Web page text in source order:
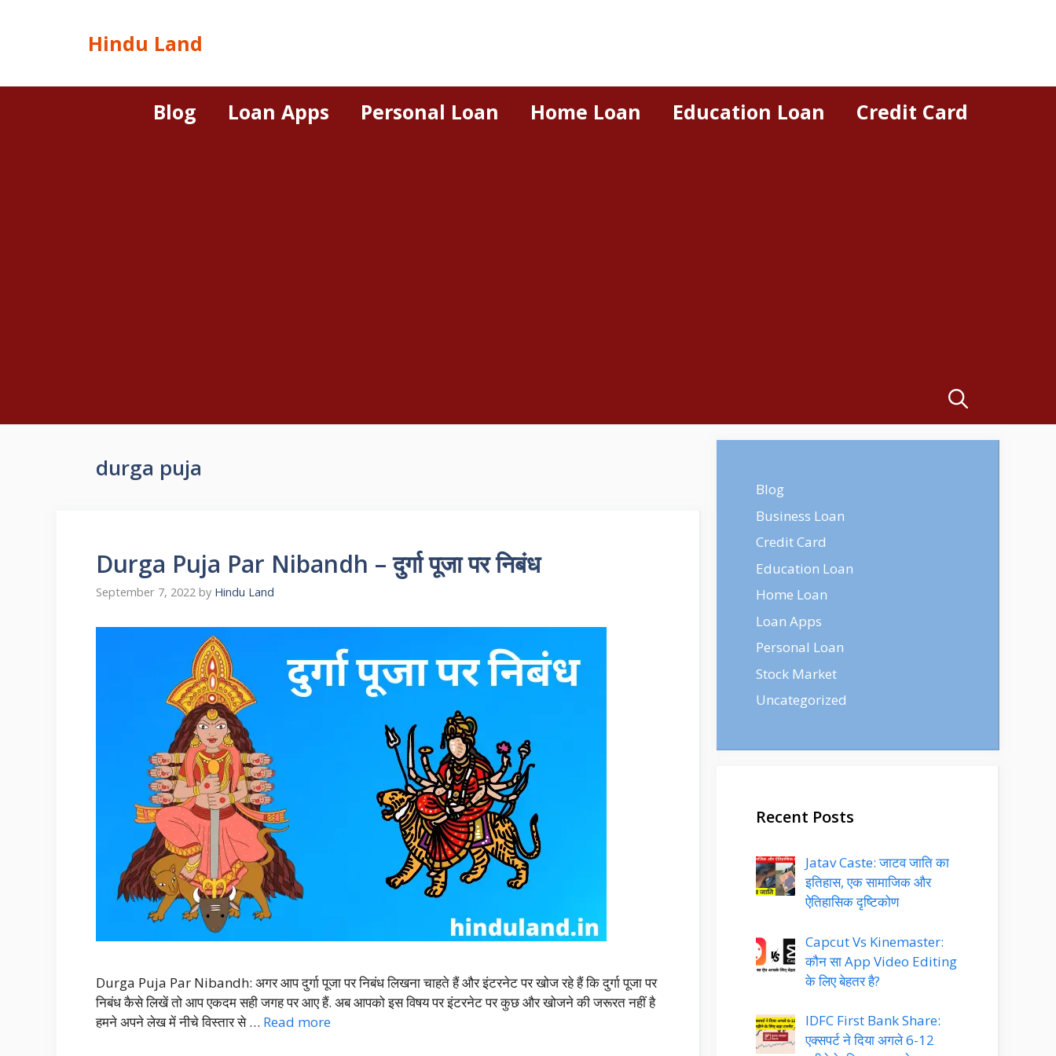
Hindu Land
Blog Loan Apps Personal Loan Home Loan Education Loan Credit Card
durga puja
Durga Puja Par Nibandh – दुर्गा पूजा पर निबंध
September 7, 2022 by Hindu Land
Durga Puja Par Nibandh: अगर आप दुर्गा पूजा पर निबंध लिखना चाहते हैं और इंटरनेट पर खोज रहे हैं कि दुर्गा पूजा पर
निबंध कैसे लिखें तो आप एकदम सही जगह पर आए हैं. अब आपको इस विषय पर इंटरनेट पर कुछ और खोजने की जरूरत नहीं है
हमने अपने लेख में नीचे विस्तार से … Read more
Blog
Business Loan
Credit Card
Education Loan
Home Loan
Loan Apps
Personal Loan
Stock Market
Uncategorized
Recent Posts
Jatav Caste: जाटव जाति का
इतिहास, एक सामाजिक और
ऐतिहासिक दृष्टिकोण
Capcut Vs Kinemaster:
कौन सा App Video Editing
के लिए बेहतर है?
IDFC First Bank Share:
एक्सपर्ट ने दिया अगले 6-12